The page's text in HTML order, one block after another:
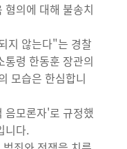
혐의에 대해 불송치
지 않는다"는 경찰
통령 한동훈 장관의
모습은 한심합니
음모론자'로 규정했
니다.